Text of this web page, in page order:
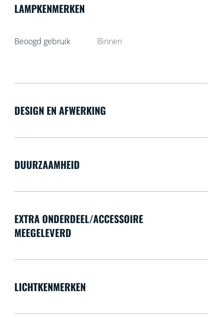
LAMPKENMERKEN
Beoogd gebruik Binnen
DESIGN EN AFWERKING
DUURZAAMHEID
EXTRA ONDERDEEL/ACCESSOIRE
MEEGELEVERD
LICHTKENMERKEN